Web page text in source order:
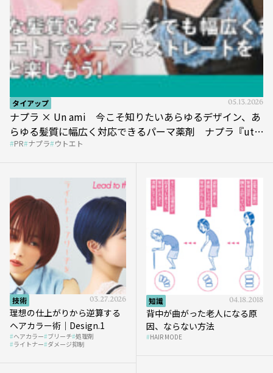
タイアップ 05.13.2026
ナプラ × Un ami 今こそ知りたいあらゆるデザイン、あ
らゆる髪質に幅広く対応できるパーマ薬剤 ナプラ『ut-
et』
PR ナプラ ウトエト
技術 03.27.2026
理想の仕上がりから逆算する
ヘアカラー術｜Design.1
ヘアカラー ブリーチ 処理剤
ライトナー ダメージ抑制
知識 04.18.2018
背中が曲がった老人になる原
因、ならない方法
HAIR MODE